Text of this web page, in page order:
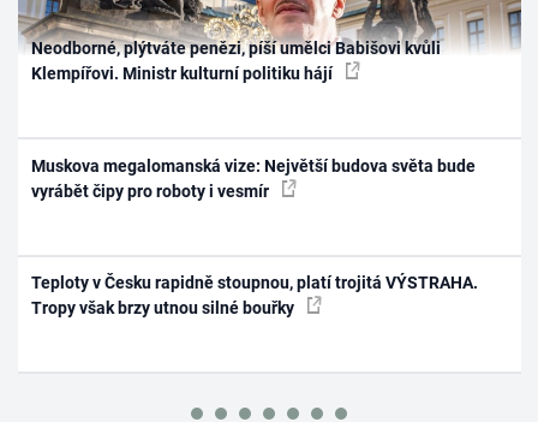
Neodborné, plýtváte penězi, píší umělci Babišovi kvůli
Klempířovi. Ministr kulturní politiku hájí
Muskova megalomanská vize: Největší budova světa bude
vyrábět čipy pro roboty i vesmír
Teploty v Česku rapidně stoupnou, platí trojitá VÝSTRAHA.
Tropy však brzy utnou silné bouřky